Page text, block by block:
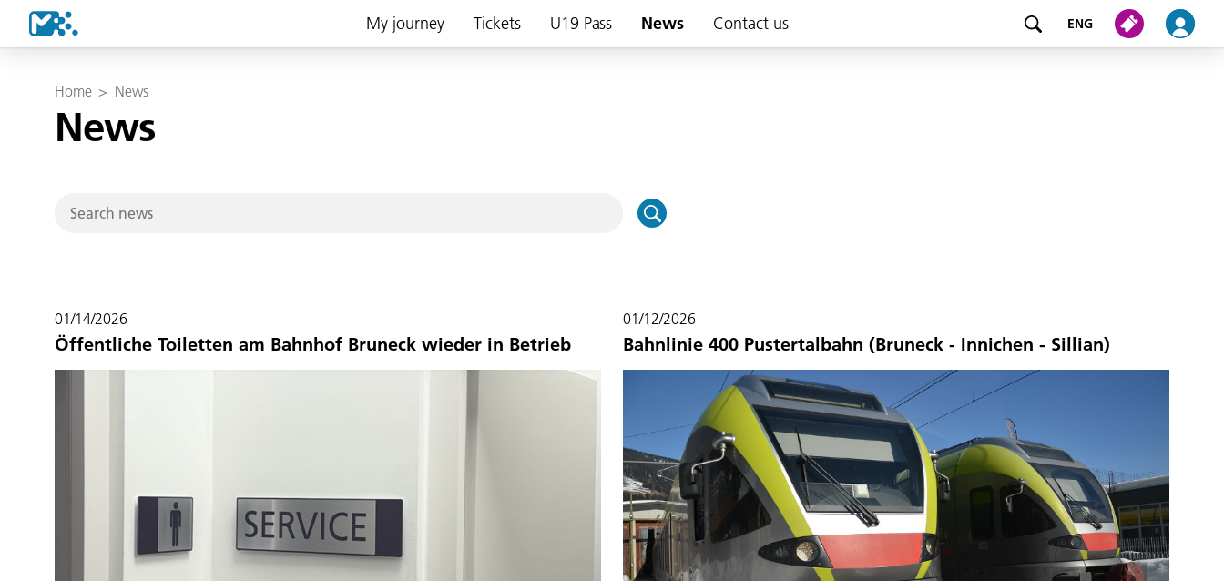
My journey Tickets U19 Pass News Contact us ENG
Home > News
News
01/14/2026
Öffentliche Toiletten am Bahnhof Bruneck wieder in Betrieb
01/12/2026
Bahnlinie 400 Pustertalbahn (Bruneck - Innichen - Sillian)